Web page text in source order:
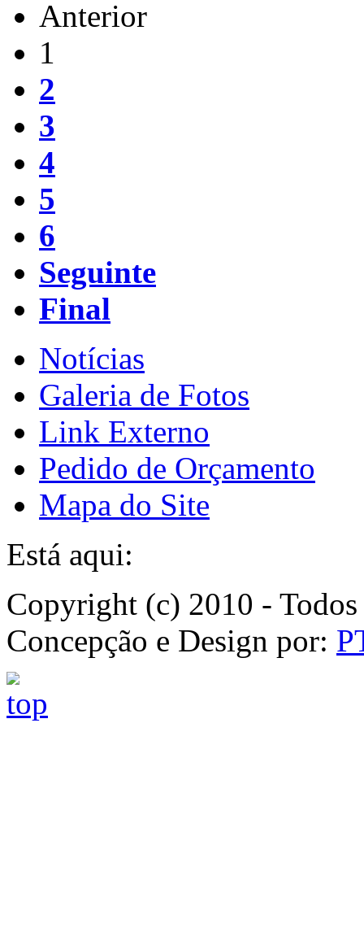
Anterior
1
2
3
4
5
6
Seguinte
Final
Notícias
Galeria de Fotos
Link Externo
Pedido de Orçamento
Mapa do Site
Está aqui:
Copyright (c) 2010 -
Concepção e Design por: